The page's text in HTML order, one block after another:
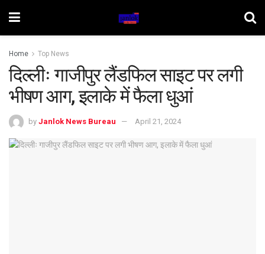
Home Top News
दिल्लीः गाजीपुर लैंडफिल साइट पर लगी
भीषण आग, इलाके में फैला धुआं
by Janlok News Bureau April 21, 2024